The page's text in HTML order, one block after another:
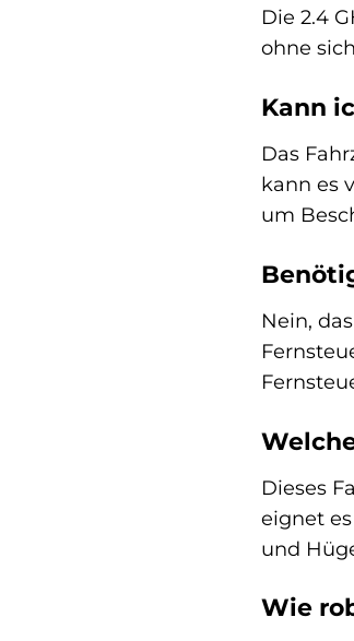
Die 2.4
ohne
Kann
Das
kann es
um
Nein,
Dieses
eignet
und
Wie